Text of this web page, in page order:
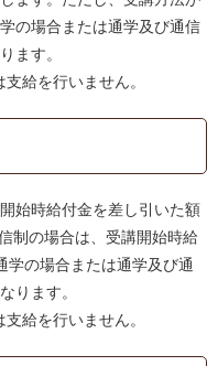
の場合または通学及び通信
ます。
給を行いません。
始時給付金を差し引いた額
制の場合は、受講開始時給
学の場合または通学及び通
ります。
給を行いません。